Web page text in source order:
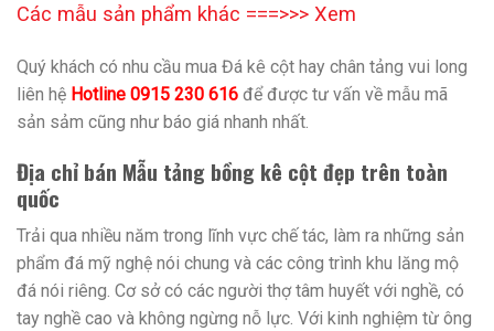
Các mẫu sản phẩm khác ===>>> Xem
Quý khách có nhu cầu mua Đá kê cột hay chân tảng vui long
liên hệ Hotline 0915 230 616 để được tư vấn về mẫu mã
sản sảm cũng như báo giá nhanh nhất.
Địa chỉ bán Mẫu tảng bồng kê cột đẹp trên toàn
quốc
Trải qua nhiều năm trong lĩnh vực chế tác, làm ra những sản
phẩm đá mỹ nghệ nói chung và các công trình khu lăng mộ
đá nói riêng. Cơ sở có các người thợ tâm huyết với nghề, có
tay nghề cao và không ngừng nỗ lực. Với kinh nghiệm từ ông